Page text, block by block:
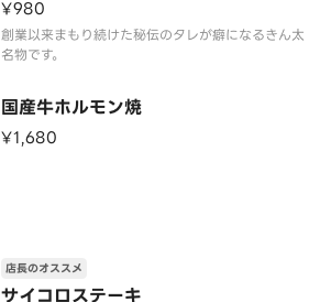
¥980
創業以来まもり続けた秘伝のタレが癖になるきん太
国産牛ホルモン焼
¥1,680
サイコロステーキ
店長のオススメ